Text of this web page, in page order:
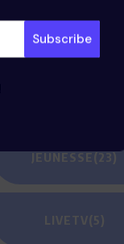
GAMING
JEUNESSE(23)
LIVETV(5)